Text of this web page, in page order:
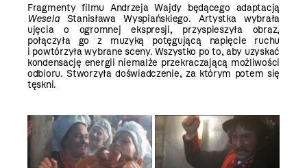
Fragmenty filmu Andrzeja Wajdy będącego adaptacją
Wesela Stanisława Wyspiańskiego. Artystka wybrała
ujęcia o ogromnej ekspresji, przyspieszyła obraz,
połączyła go z muzyką potęgującą napięcie ruchu
i powtórzyła wybrane sceny. Wszystko po to, aby uzyskać
kondensację energii niemalże przekraczającą możliwości
odbioru. Stworzyła doświadczenie, za którym potem się
tęskni.